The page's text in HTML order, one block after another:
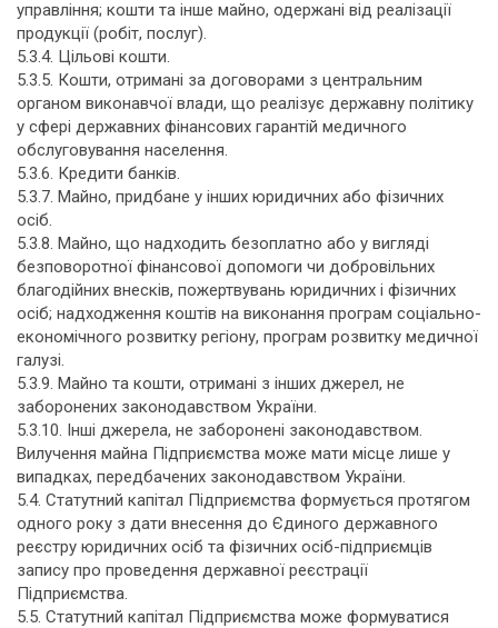
управління; кошти та інше майно, одержані від реалізації
продукції (робіт, послуг).
5.3.4. Цільові кошти.
5.3.5. Кошти, отримані за договорами з центральним
органом виконавчої влади, що реалізує державну політику
у сфері державних фінансових гарантій медичного
обслуговування населення.
5.3.6. Кредити банків.
5.3.7. Майно, придбане у інших юридичних або фізичних
осіб.
5.3.8. Майно, що надходить безоплатно або у вигляді
безповоротної фінансової допомоги чи добровільних
благодійних внесків, пожертвувань юридичних і фізичних
осіб; надходження коштів на виконання програм соціально-
економічного розвитку регіону, програм розвитку медичної
галузі.
5.3.9. Майно та кошти, отримані з інших джерел, не
заборонених законодавством України.
5.3.10. Інші джерела, не заборонені законодавством.
Вилучення майна Підприємства може мати місце лише у
випадках, передбачених законодавством України.
5.4. Статутний капітал Підприємства формується протягом
одного року з дати внесення до Єдиного державного
реєстру юридичних осіб та фізичних осіб-підприємців
запису про проведення державної реєстрації
Підприємства.
5.5. Статутний капітал Підприємства може формуватися